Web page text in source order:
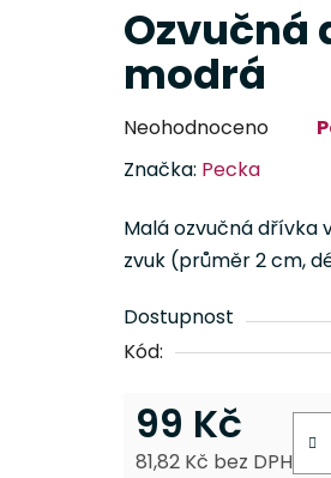
Ozvučná
modrá
Průměrné
produktu
je
5
hvězdiček.
Neohodnoceno
Značka: Pecka
Malá ozvučná dřívka
zvuk (průměr 2 cm,
Dostupnost
Kód:
99 Kč
81,82 Kč bez DPH